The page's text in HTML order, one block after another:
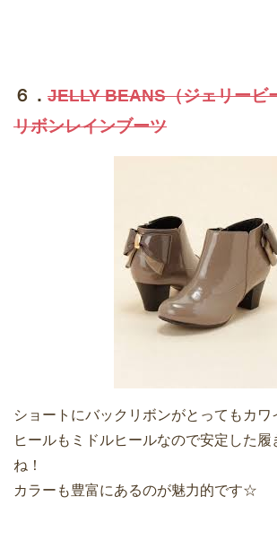
６． JELLY BEANS（ジェリービ
リボンレインブーツ
ショートにバックリボンがとってもカ
ヒールもミドルヒールなので安定した履
ね！
カラーも豊富にあるのが魅力的です☆